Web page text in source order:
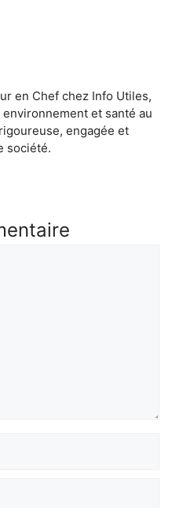
en Chef chez Info Utiles,
et santé au
engagée et
société.